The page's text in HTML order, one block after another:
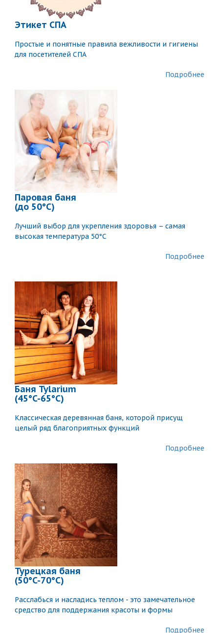
Этикет СПА
Простые и понятные правила вежливости и гигиены
для посетителей СПА
Подробнее
Паровая баня
(до 50°C)
Лучший выбор для укрепления здоровья – самая
высокая температура 50°C
Подробнее
Баня Tylarium
(45°C-65°C)
Классическая деревянная баня, которой присущ
целый ряд благоприятных функций
Подробнее
Турецкая баня
(50°C-70°C)
Расслабься и насладись теплом - это замечательное
средство для поддержания красоты и формы
Подробнее